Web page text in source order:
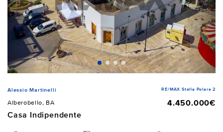
Alessio Martinelli RE/MAX Stella Polare 2
Alberobello, BA
4.450.000€
Casa Indipendente